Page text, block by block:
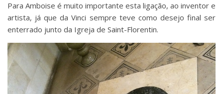
Para Amboise é muito importante esta ligação, ao inventor e
artista, já que da Vinci sempre teve como desejo final ser
enterrado junto da Igreja de Saint-Florentin.